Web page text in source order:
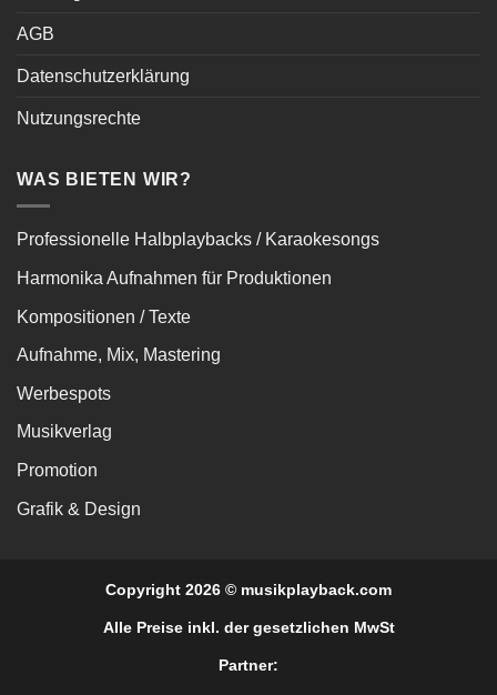
AGB
Datenschutzerklärung
Nutzungsrechte
WAS BIETEN WIR?
Professionelle Halbplaybacks / Karaokesongs
Harmonika Aufnahmen für Produktionen
Kompositionen / Texte
Aufnahme, Mix, Mastering
Werbespots
Musikverlag
Promotion
Grafik & Design
Copyright 2026 © musikplayback.com
Alle Preise inkl. der gesetzlichen MwSt
Partner: